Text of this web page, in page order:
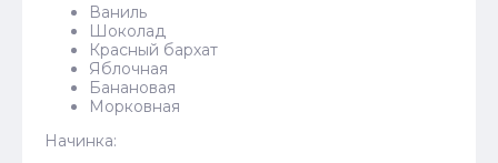
Ваниль
Шоколад
Красный бархат
Яблочная
Банановая
Морковная
Начинка: